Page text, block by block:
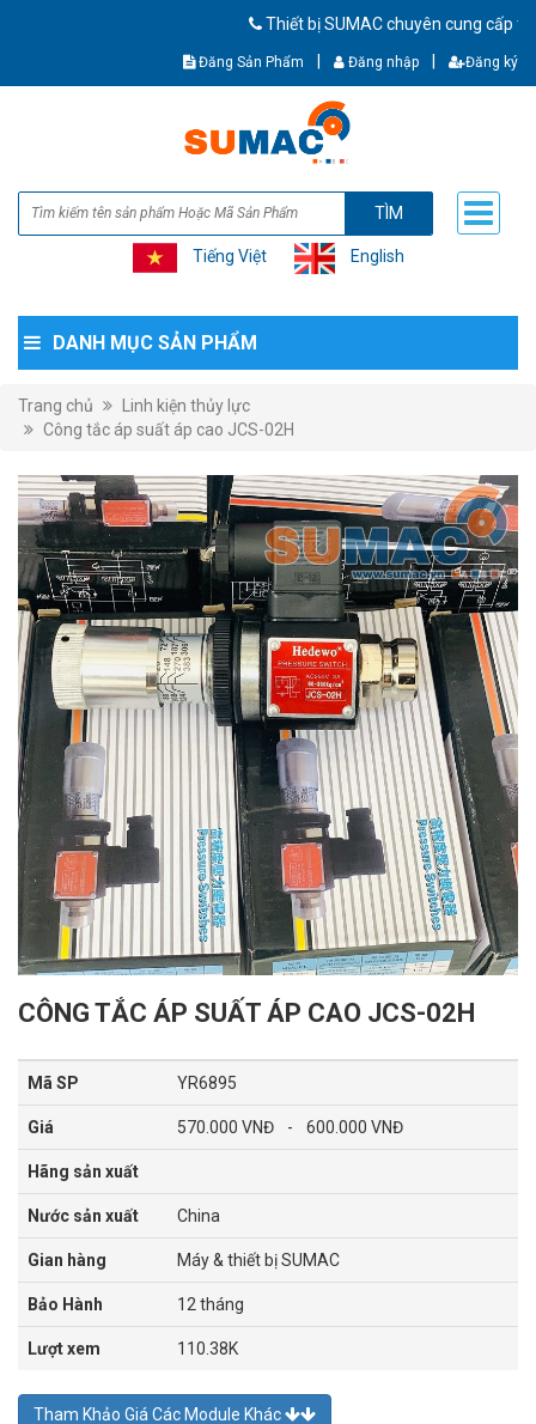
Thiết bị SUMAC chuyên cung cấp thiết bị cơ
Đăng Sản Phẩm Đăng nhập Đăng ký
TÌM
Tiếng Việt English
DANH MỤC SẢN PHẨM
Trang chủ
Linh kiện thủy lực
Công tắc áp suất áp cao JCS-02H
CÔNG TẮC ÁP SUẤT ÁP CAO JCS-02H
Mã SP YR6895
Giá 570.000 VNĐ - 600.000 VNĐ
Hãng sản xuất
Nước sản xuất China
Gian hàng Máy & thiết bị SUMAC
Bảo Hành 12 tháng
Lượt xem 110.38K
Tham Khảo Giá Các Module Khác